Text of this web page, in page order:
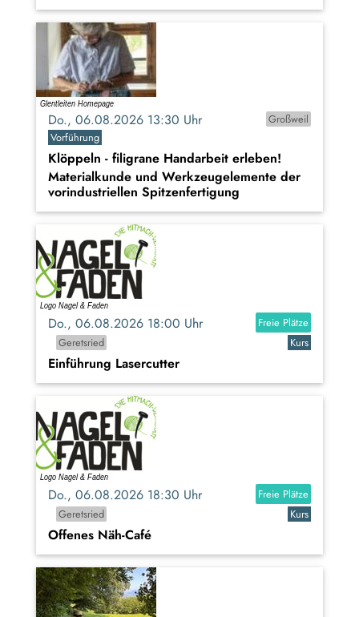
Do., 06.08.2026 13:30 Uhr
Großweil
Vorführung
Klöppeln - filigrane Handarbeit erleben!
Materialkunde und Werkzeugelemente der
vorindustriellen Spitzenfertigung
Do., 06.08.2026 18:00 Uhr
Freie Plätze
Geretsried
Kurs
Einführung Lasercutter
Do., 06.08.2026 18:30 Uhr
Freie Plätze
Geretsried
Kurs
Offenes Näh-Café